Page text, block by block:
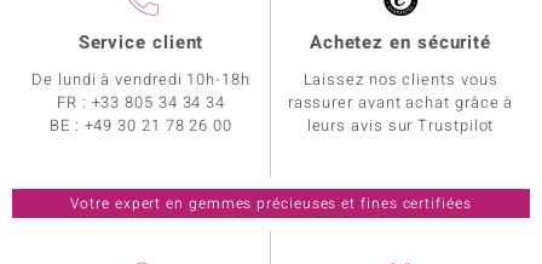
Service client
De lundi à vendredi 10h-18h
FR : +33 805 34 34 34
BE : +49 30 21 78 26 00
Achetez en sécurité
Laissez nos clients vous
rassurer avant achat grâce à
leurs avis sur Trustpilot
Votre expert en gemmes précieuses et fines certifiées